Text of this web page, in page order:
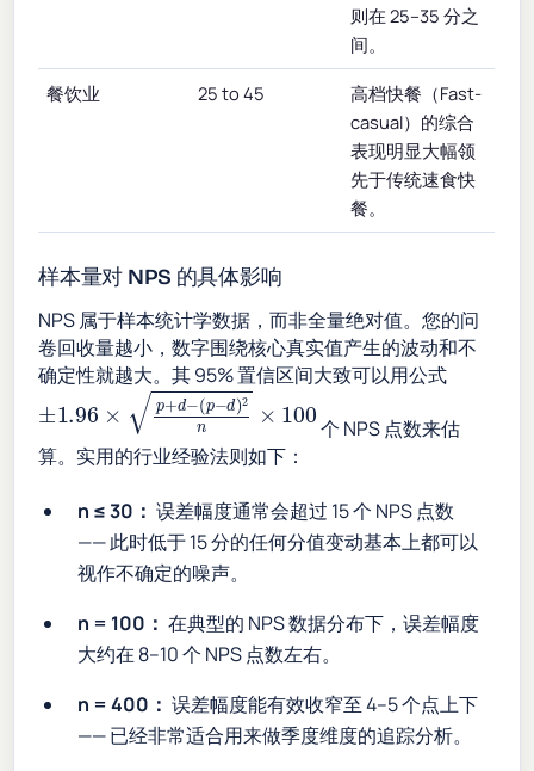
则在 25–35 分之
间。
餐饮业 25 to 45
高档快餐（Fast-
casual）的综合
表现明显大幅领
先于传统速食快
餐。
样本量对 NPS 的具体影响
NPS 属于样本统计学数据，而非全量绝对值。您的问
卷回收量越小，数字围绕核心真实值产生的波动和不
确定性就越大。其 95% 置信区间大致可以用公式
±1.96×p+d−(p−d)2n×100
个 NPS 点数来估
算。实用的行业经验法则如下：
n ≤ 30： 误差幅度通常会超过 15 个 NPS 点数
—— 此时低于 15 分的任何分值变动基本上都可以
视作不确定的噪声。
n = 100： 在典型的 NPS 数据分布下，误差幅度
大约在 8–10 个 NPS 点数左右。
n = 400： 误差幅度能有效收窄至 4–5 个点上下
—— 已经非常适合用来做季度维度的追踪分析。